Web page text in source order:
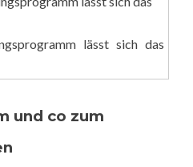
lässt sich das
und co zum